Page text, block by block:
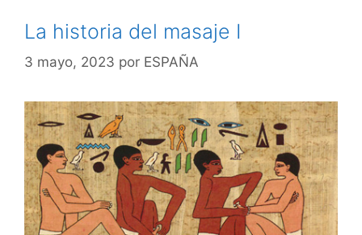
La historia del masaje I
3 mayo, 2023 por ESPAÑA